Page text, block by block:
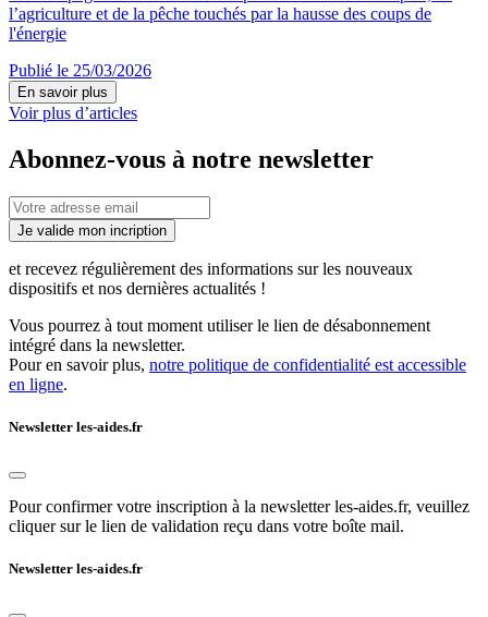
l’agriculture et de la pêche touchés par la hausse des coups de
l'énergie
Publié le 25/03/2026
En savoir plus
Voir plus d’articles
Abonnez-vous à notre newsletter
Je valide mon incription
et recevez régulièrement des informations sur les nouveaux
dispositifs et nos dernières actualités !
Vous pourrez à tout moment utiliser le lien de désabonnement
intégré dans la newsletter.
Pour en savoir plus, notre politique de confidentialité est accessible
en ligne.
Newsletter les-aides.fr
Pour confirmer votre inscription à la newsletter les-aides.fr, veuillez
cliquer sur le lien de validation reçu dans votre boîte mail.
Newsletter les-aides.fr